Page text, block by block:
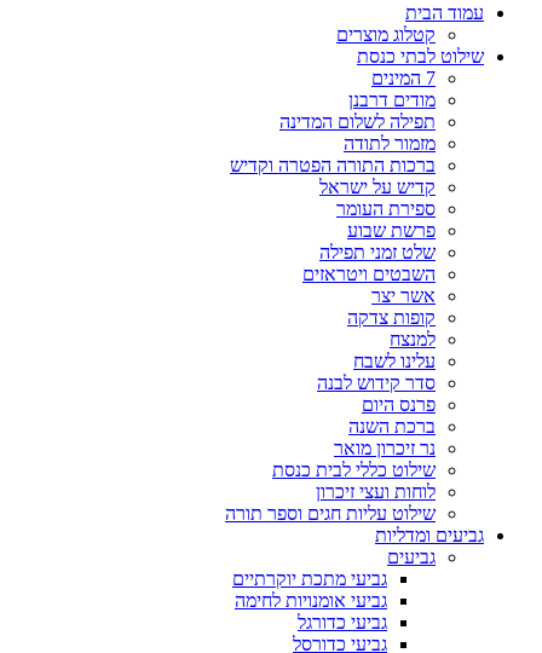
עמוד הבית
קטלוג מוצרים
שילוט לבתי כנסת
7 המינים
מודים דרבנן
תפילה לשלום המדינה
מזמור לתודה
ברכות התורה הפטרה וקדיש
קדיש על ישראל
ספירת העומר
פרשת שבוע
שלט זמני תפילה
השבטים ויטראזים
אשר יצר
קופות צדקה
למנצח
עלינו לשבח
סדר קידוש לבנה
פרנס היום
ברכת השנה
נר זיכרון מואר
שילוט כללי לבית כנסת
לוחות ועצי זיכרון
שילוט עליות חגים וספר תורה
גביעים ומדליות
גביעים
גביעי מתכת יוקרתיים
גביעי אומנויות לחימה
גביעי כדורגל
גביעי כדורסל